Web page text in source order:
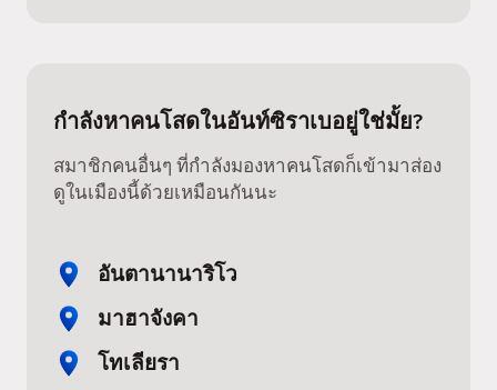
กำลังหาคนโสดในอันท์ซิราเบอยู่ใช่มั้ย?
สมาชิกคนอื่นๆ ที่กำลังมองหาคนโสดก็เข้ามาส่อง
ดูในเมืองนี้ด้วยเหมือนกันนะ
อันตานานาริโว
มาฮาจังคา
โทเลียรา